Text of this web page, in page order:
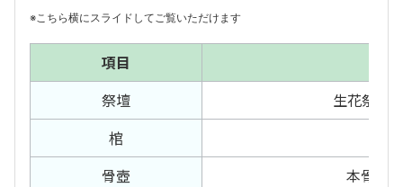
※こちら横にスライドしてご覧いただけます
項目
祭壇
生花祭壇
棺
骨壺
本骨箱